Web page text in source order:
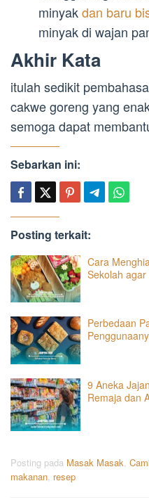
minyakdan baru
minyak di wajan
Akhir Kata
itulah sedikit
cakwe goreng yang
semoga dapat
Sebarkan ini:
Posting terkait:
Cara
Sekolah
Perbedaan
9 Aneka
Remaja dan
Posting pada Masak Masak
makanan resep